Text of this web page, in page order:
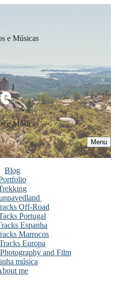
e Músicas
e Músicas
Menu
Blog
Off-Road
Portugal
Espanha
Marrocos
Europa
and Film
música
me